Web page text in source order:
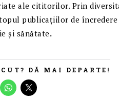
ale cititorilor. Prin
publicațiilor de
și sănătate.
DĂ MAI DEPARTE!